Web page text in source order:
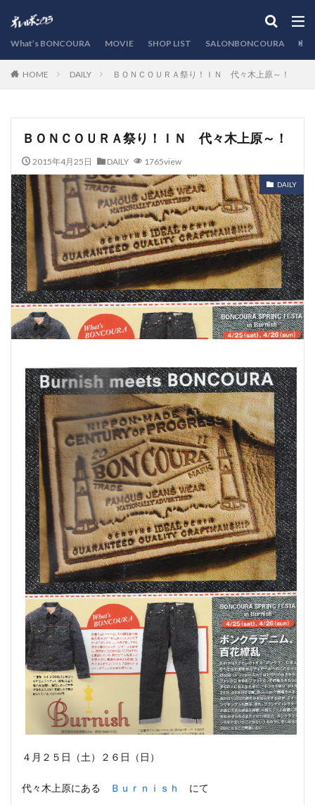
What’s BONCOURA MOVIE SHOP LIST SALONBONCOURA
HOME DAILY ＢＯＮＣＯＵＲＡ祭り！ＩＮ 代々木上原～！
ＢＯＮＣＯＵＲＡ祭り！ＩＮ 代々木上原～！
2015年4月25日 DAILY 1765view
DAILY
４月２５日（土）２６日（日）
代々木上原にある Ｂｕｒｎｉｓｈ にて
カテゴリー
検索